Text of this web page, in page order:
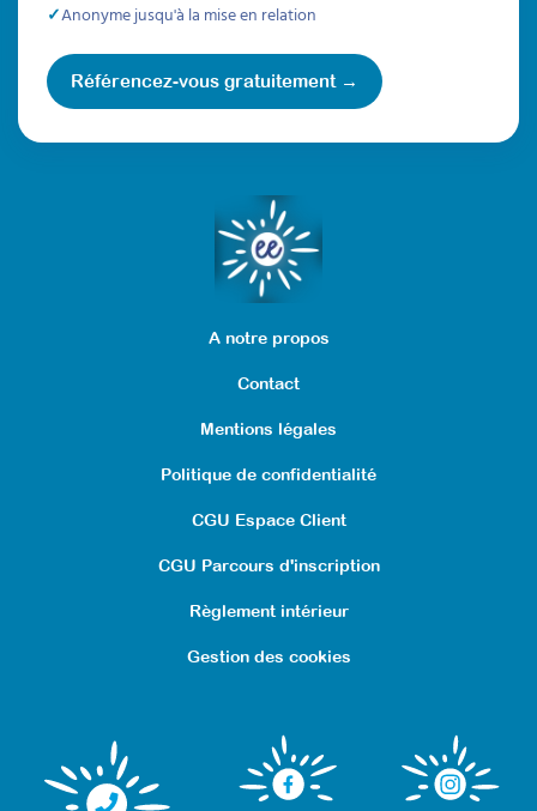
Anonyme jusqu'à la mise en relation
Référencez-vous gratuitement →
A notre propos
Contact
Mentions légales
Politique de confidentialité
CGU Espace Client
CGU Parcours d'inscription
Règlement intérieur
Gestion des cookies